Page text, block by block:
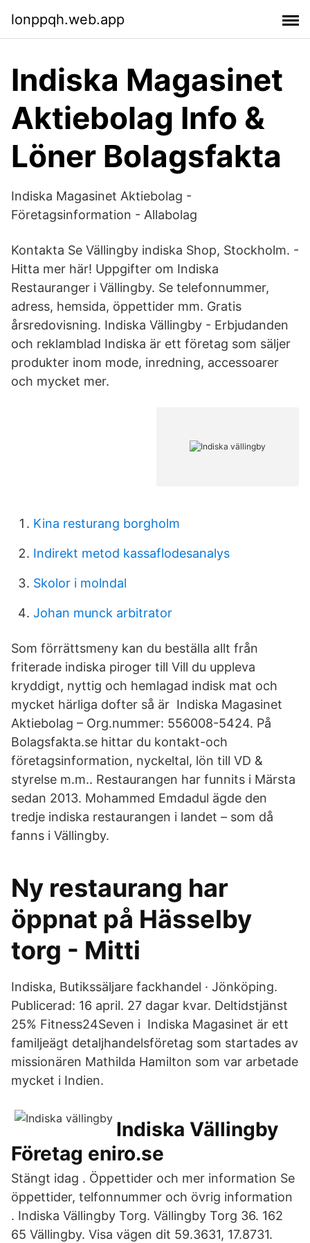
lonppqh.web.app
Indiska Magasinet
Aktiebolag Info &
Löner Bolagsfakta
Indiska Magasinet Aktiebolag -
Företagsinformation - Allabolag
Kontakta Se Vällingby indiska Shop, Stockholm. -
Hitta mer här! Uppgifter om Indiska
Restauranger i Vällingby. Se telefonnummer,
adress, hemsida, öppettider mm. Gratis
årsredovisning. Indiska Vällingby - Erbjudanden
och reklamblad Indiska är ett företag som säljer
produkter inom mode, inredning, accessoarer
och mycket mer.
Kina resturang borgholm
Indirekt metod kassaflodesanalys
Skolor i molndal
Johan munck arbitrator
Som förrättsmeny kan du beställa allt från
friterade indiska piroger till Vill du uppleva
kryddigt, nyttig och hemlagad indisk mat och
mycket härliga dofter så är Indiska Magasinet
Aktiebolag – Org.nummer: 556008-5424. På
Bolagsfakta.se hittar du kontakt-och
företagsinformation, nyckeltal, lön till VD &
styrelse m.m.. Restaurangen har funnits i Märsta
sedan 2013. Mohammed Emdadul ägde den
tredje indiska restaurangen i landet – som då
fanns i Vällingby.
Ny restaurang har
öppnat på Hässelby
torg - Mitti
Indiska, Butikssäljare fackhandel · Jönköping.
Publicerad: 16 april. 27 dagar kvar. Deltidstjänst
25% Fitness24Seven i Indiska Magasinet är ett
familjeägt detaljhandelsföretag som startades av
missionären Mathilda Hamilton som var arbetade
mycket i Indien.
Indiska Vällingby
Företag eniro.se
Stängt idag . Öppettider och mer information Se
öppettider, telfonnummer och övrig information
. Indiska Vällingby Torg. Vällingby Torg 36. 162
65 Vällingby. Visa vägen dit 59.3631, 17.8731.